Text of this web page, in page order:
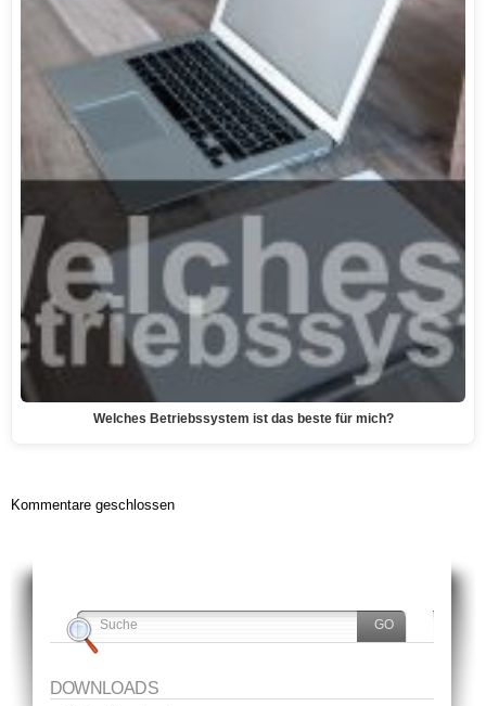
Welches Betriebssystem ist das beste für mich?
Kommentare geschlossen
DOWNLOADS